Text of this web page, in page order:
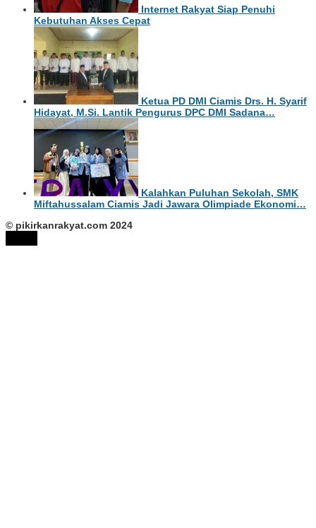
Internet Rakyat Siap Penuhi
Kebutuhan Akses Cepat
Ketua PD DMI Ciamis Drs. H. Syarif
Hidayat, M.Si. Lantik Pengurus DPC DMI Sadana…
Kalahkan Puluhan Sekolah, SMK
Miftahussalam Ciamis Jadi Jawara Olimpiade Ekonomi…
© pikirkanrakyat.com 2024